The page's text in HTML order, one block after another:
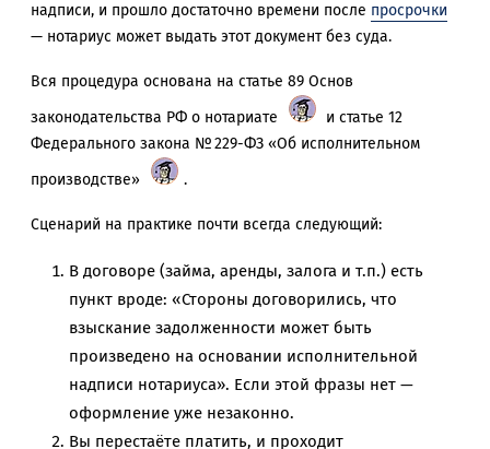
надписи, и прошло достаточно времени после просрочки
— нотариус может выдать этот документ без суда.
Вся процедура основана на статье 89 Основ
законодательства РФ о нотариате
и статье 12
Федерального закона № 229-ФЗ «Об исполнительном
производстве»
.
Сценарий на практике почти всегда следующий:
В договоре (займа, аренды, залога и т.п.) есть
пункт вроде: «Стороны договорились, что
взыскание задолженности может быть
произведено на основании исполнительной
надписи нотариуса». Если этой фразы нет —
оформление уже незаконно.
Вы перестаёте платить, и проходит